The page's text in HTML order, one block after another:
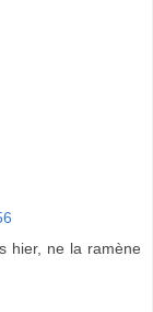
hier, ne la ramène